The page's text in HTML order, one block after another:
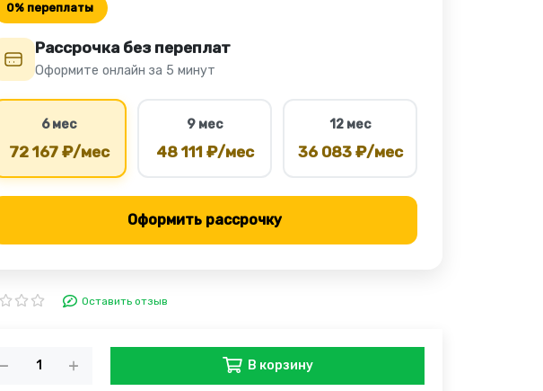
0% переплаты
Рассрочка без переплат
Оформите онлайн за 5 минут
6 мес
72 167 ₽/мес
9 мес
48 111 ₽/мес
12 мес
36 083 ₽/мес
Оформить рассрочку
Оставить отзыв
В корзину